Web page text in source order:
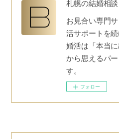
お見合い専門
活サポートを
婚活は「本当
から思えるパ
す。
フォロー